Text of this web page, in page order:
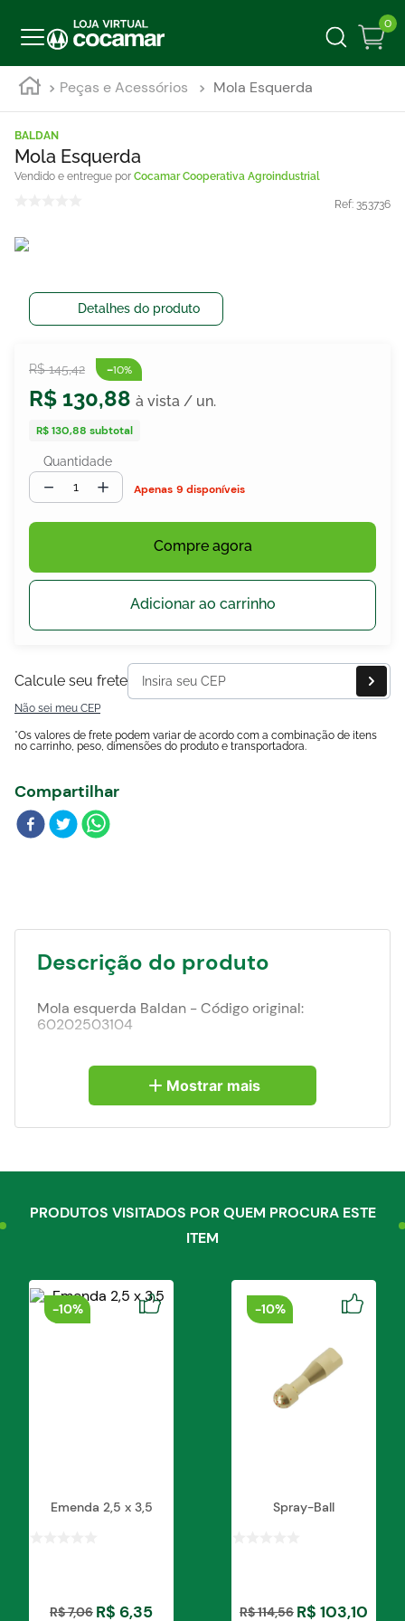
0
Peças e Acessórios Mola Esquerda
BALDAN
Mola Esquerda
Cocamar Cooperativa Agroindustrial
Ref: 353736
Detalhes do produto
R$ 145,42 -10%
R$ 130,88
R$ 130,88 subtotal
Quantidade
＋
－ 9 disponíveis
Compre agora
Adicionar ao carrinho
Calcule seu frete
Não sei meu CEP
*Os valores de frete podem variar de acordo com a combinação de itens
no carrinho, peso, dimensões do produto e transportadora.
Compartilhar
Descrição do produto
Mola esquerda Baldan - Código original:
60202503104
Mostrar mais
PRODUTOS VISITADOS POR QUEM PROCURA ESTE
ITEM
-10%
Emenda 2,5 x 3,5
R$7,06 R$ 6,35
-10%
Spray-Ball
R$114,56 R$ 103,10
Blog